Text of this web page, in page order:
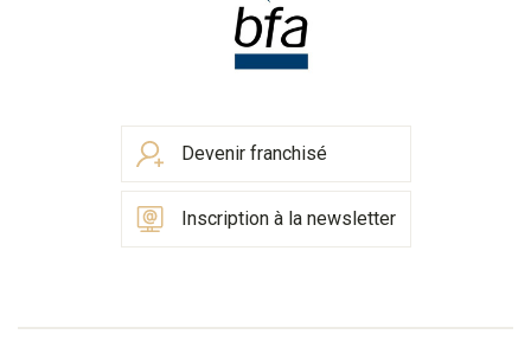
Devenir franchisé
Inscription à la newsletter